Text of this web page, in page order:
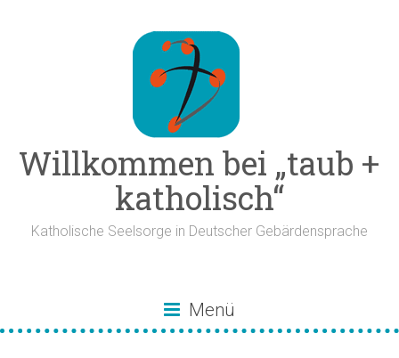
Willkommen bei „taub +
katholisch“
Katholische Seelsorge in Deutscher Gebärdensprache
Menü